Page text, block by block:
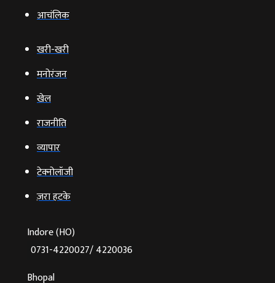
आचंलिक
खरी-खरी
मनोरंजन
खेल
राजनीति
व्‍यापार
टेक्‍नोलॉजी
ज़रा हटके
Indore (HO)
0731-4220027/ 4220036
Bhopal